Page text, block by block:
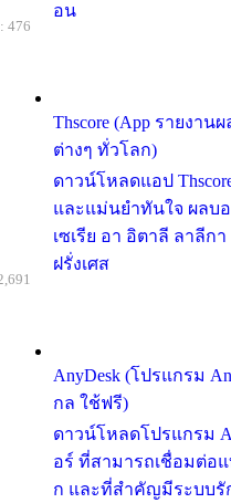
อน
Thscore (App รายงา
ต่างๆ ทั่วโลก)
ดาวน์โหลดแอป
และแม่นยำทันใจ ผลบ
เซเรีย อา อิตาลี ลาลีก
ฝรั่งเศส
476
AnyDesk (โปรแกรม
กล ใช้ฟรี)
ดาวน์โหลดโปรแกรม
อร์ ที่สามารถเชื่อมต่อ
ก และที่สำคัญมีระบบรั